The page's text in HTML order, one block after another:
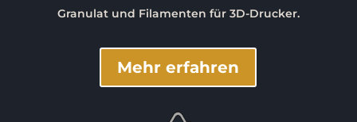
Granulat und Filamenten für 3D-Drucker.
Mehr erfahren